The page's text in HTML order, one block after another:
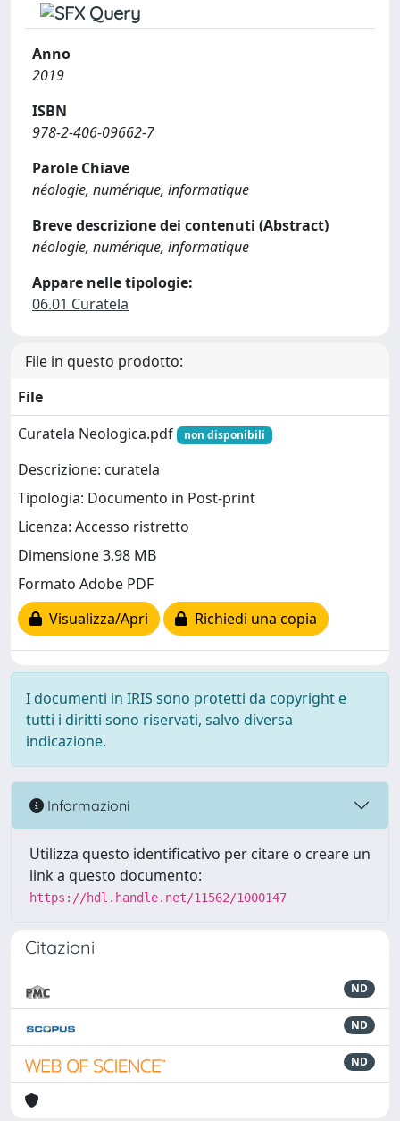
Anno
2019
ISBN
978-2-406-09662-7
Parole Chiave
néologie, numérique, informatique
Breve descrizione dei contenuti (Abstract)
néologie, numérique, informatique
Appare nelle tipologie:
06.01 Curatela
File in questo prodotto:
File
Curatela Neologica.pdf
non disponibili
Descrizione: curatela
Tipologia: Documento in Post-print
Licenza: Accesso ristretto
Dimensione 3.98 MB
Formato Adobe PDF
Visualizza/Apri
Richiedi una copia
I documenti in IRIS sono protetti da copyright e
tutti i diritti sono riservati, salvo diversa
indicazione.
Informazioni
Utilizza questo identificativo per citare o creare un
link a questo documento:
https://hdl.handle.net/11562/1000147
Citazioni
ND
ND
ND